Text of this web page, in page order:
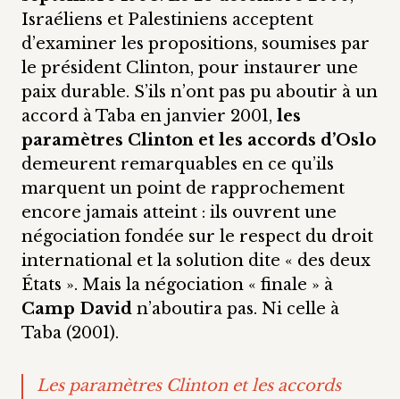
Israéliens et Palestiniens acceptent
d’examiner les propositions, soumises par
le président Clinton, pour instaurer une
paix durable. S’ils n’ont pas pu aboutir à un
accord à Taba en janvier 2001, les
paramètres Clinton et les accords d’Oslo
demeurent remarquables en ce qu’ils
marquent un point de rapprochement
encore jamais atteint : ils ouvrent une
négociation fondée sur le respect du droit
international et la solution dite « des deux
États ». Mais la négociation « finale » à
Camp David n’aboutira pas. Ni celle à
Taba (2001).
Les paramètres Clinton et les accords